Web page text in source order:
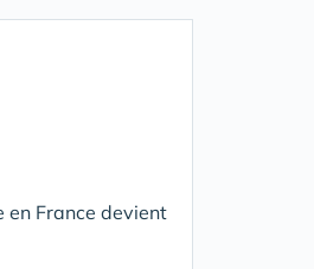
en France devient